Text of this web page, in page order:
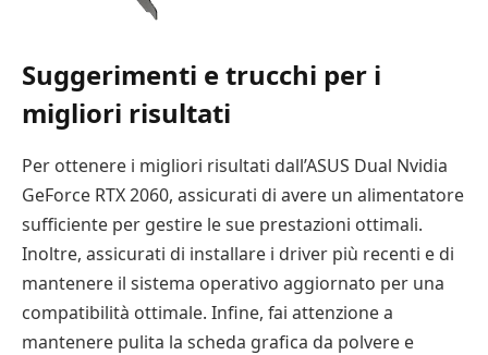
Suggerimenti e trucchi per i
migliori risultati
Per ottenere i migliori risultati dall’ASUS Dual Nvidia
GeForce RTX 2060, assicurati di avere un alimentatore
sufficiente per gestire le sue prestazioni ottimali.
Inoltre, assicurati di installare i driver più recenti e di
mantenere il sistema operativo aggiornato per una
compatibilità ottimale. Infine, fai attenzione a
mantenere pulita la scheda grafica da polvere e